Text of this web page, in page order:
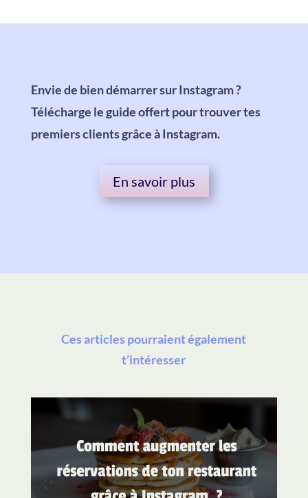
Envie de bien démarrer sur Instagram ?
Télécharge le guide offert pour trouver tes
premiers clients grâce à Instagram.
En savoir plus
Ces articles pourraient également
t’intéresser